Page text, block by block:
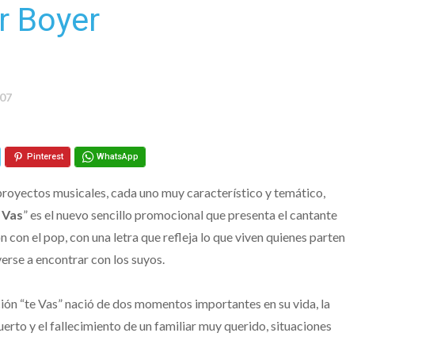
Boyer
Pinterest WhatsApp
musicales, cada uno muy característico y temático,
” es el nuevo sencillo promocional que presenta el cantante
el pop, con una letra que refleja lo que viven quienes parten
a encontrar con los suyos.
“te Vas” nació de dos momentos importantes en su vida, la
y el fallecimiento de un familiar muy querido, situaciones